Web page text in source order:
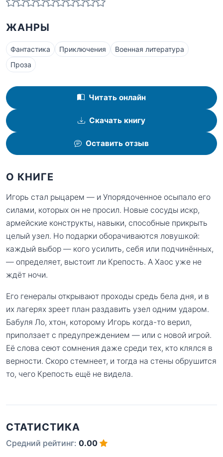
ЖАНРЫ
Фантастика Приключения
Военная литература
Проза
Читать онлайн
Скачать книгу
Оставить отзыв
О КНИГЕ
Игорь стал рыцарем — и Упорядоченное осыпало его
силами, которых он не просил. Новые сосуды искр,
армейские конструкты, навыки, способные прикрыть
целый узел. Но подарки оборачиваются ловушкой:
каждый выбор — кого усилить, себя или подчинённых,
— определяет, выстоит ли Крепость. А Хаос уже не
ждёт ночи.
Его генералы открывают проходы средь бела дня, и в
их лагерях зреет план раздавить узел одним ударом.
Бабуля Ло, хтон, которому Игорь когда-то верил,
приползает с предупреждением — или с новой игрой.
Её слова сеют сомнения даже среди тех, кто клялся в
верности. Скоро стемнеет, и тогда на стены обрушится
то, чего Крепость ещё не видела.
СТАТИСТИКА
Средний рейтинг: 0.00